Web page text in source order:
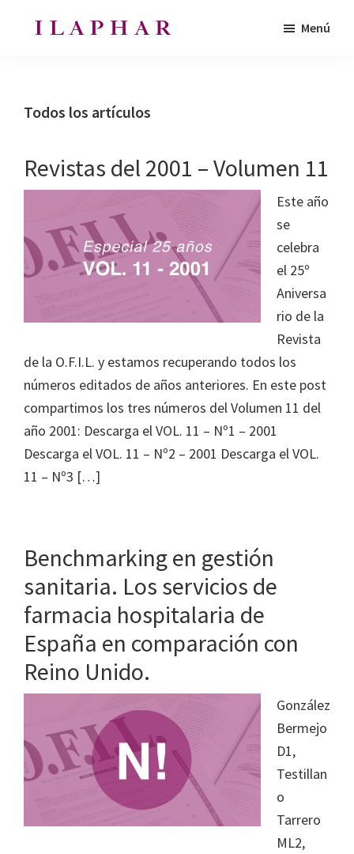
página
la
la
Farmacéuticos
|
latinoamericanos
|
Journal
of
Health
System
Pharmacy
Menú
Todos los artículos
Revistas del 2001 – Volumen 11
Este año
se
celebra
el 25º
Aniversa
rio de la
Revista
de la O.F.I.L. y estamos recuperando todos los
números editados de años anteriores. En este post
compartimos los tres números del Volumen 11 del
año 2001: Descarga el VOL. 11 – Nº1 – 2001
Descarga el VOL. 11 – Nº2 – 2001 Descarga el VOL.
11 – Nº3 […]
Benchmarking en gestión
sanitaria. Los servicios de
farmacia hospitalaria de
España en comparación con
Reino Unido.
González
Bermejo
D1,
Testillan
o
Tarrero
ML2,